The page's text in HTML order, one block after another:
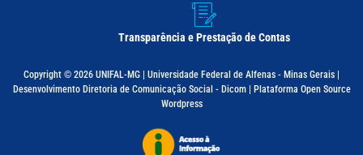
Transparência e Prestação de Contas
Copyright © 2026 UNIFAL-MG | Universidade Federal de Alfenas - Minas Gerais |
Desenvolvimento Diretoria de Comunicação Social - Dicom | Plataforma Open Source
Wordpress